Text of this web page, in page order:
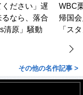
ださい」遅
なら、落合
清原」騒動
WBC
帰国
「ス
その他の名作記事 >